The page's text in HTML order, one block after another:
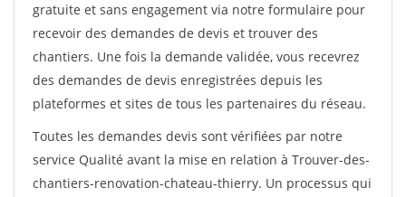
gratuite et sans engagement via notre formulaire pour
recevoir des demandes de devis et trouver des
chantiers. Une fois la demande validée, vous recevrez
des demandes de devis enregistrées depuis les
plateformes et sites de tous les partenaires du réseau.
Toutes les demandes devis sont vérifiées par notre
service Qualité avant la mise en relation à Trouver-des-
chantiers-renovation-chateau-thierry. Un processus qui